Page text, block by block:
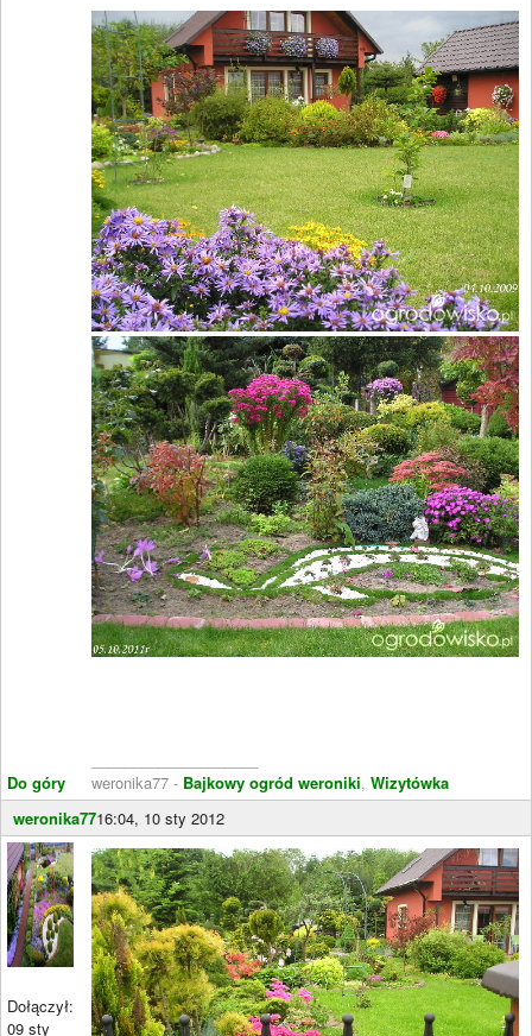
Do góry
weronika77 - Bajkowy ogród weroniki, Wizytówka
weronika7716:04, 10 sty 2012
Dołączył:
09 sty